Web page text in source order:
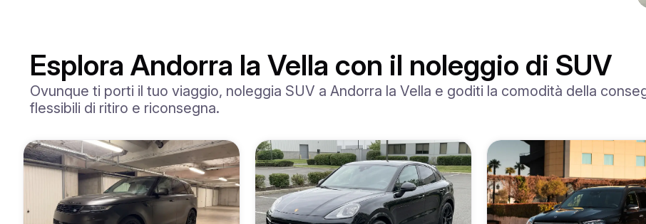
Esplora Andorra la Vella con il noleggio di SUV
Ovunque ti porti il tuo viaggio, noleggia SUV a Andorra la Vella e goditi la comodità della
flessibili di ritiro e riconsegna.